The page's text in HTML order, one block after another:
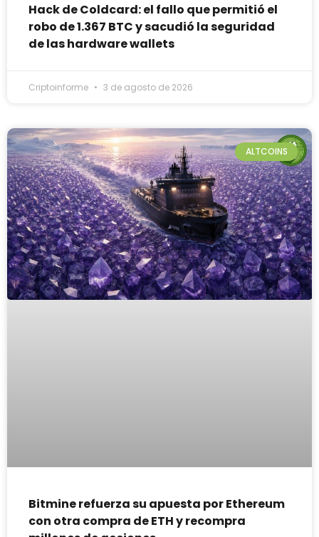
Hack de Coldcard: el fallo que permitió el
robo de 1.367 BTC y sacudió la seguridad
de las hardware wallets
Criptoinforme 3 de agosto de 2026
ALTCOINS
Bitmine refuerza su apuesta por Ethereum
con otra compra de ETH y recompra